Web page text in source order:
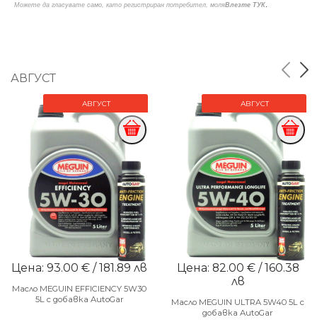
Можете да гласувате само, като регистриран потребител, моляВлезте ТУК
АВГУСТ
АВГУСТ
Цена: 93.00 € / 181.89 лв
Масло MEGUIN EFFICIENCY 5W30
5L с добавка AutoGar
АВГУСТ
Цена: 82.00 € / 160.38
лв
Масло MEGUIN ULTRA 5W40 5L с
добавка AutoGar